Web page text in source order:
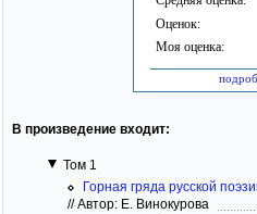
Оценок:
Моя оценка:
В произведение входит:
Том 1
Горная гряда русской
//Автор: Е. Винокурова